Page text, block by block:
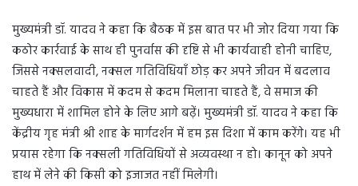
मुख्यमंत्री डॉ. यादव ने कहा कि बैठक में इस बात पर भी जोर दिया गया कि
कठोर कार्रवाई के साथ ही पुनर्वास की दृष्टि से भी कार्यवाही होनी चाहिए,
जिससे नक्सलवादी, नक्सल गतिविधियाँ छोड़ कर अपने जीवन में बदलाव
चाहते हैं और विकास में कदम से कदम मिलाना चाहते हैं, वे समाज की
मुख्यधारा में शामिल होने के लिए आगे बढ़ें। मुख्यमंत्री डॉ. यादव ने कहा कि
केंद्रीय गृह मंत्री श्री शाह के मार्गदर्शन में हम इस दिशा में काम करेंगे। यह भी
प्रयास रहेगा कि नक्सली गतिविधियों से अव्यवस्था न हो। कानून को अपने
हाथ में लेने की किसी को इजाजत नहीं मिलेगी।